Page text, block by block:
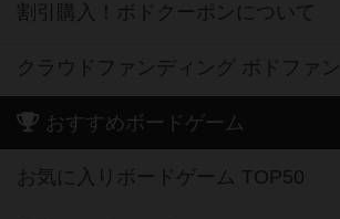
割引購入！ボドクーポンについて
クラウドファンディング ボドファン
おすすめボードゲーム
お気に入りボードゲーム TOP50